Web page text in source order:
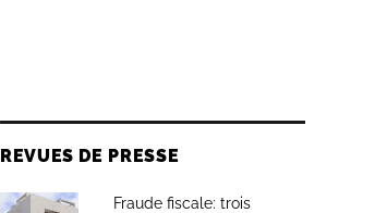
REVUES DE PRESSE
Fraude fiscale: trois